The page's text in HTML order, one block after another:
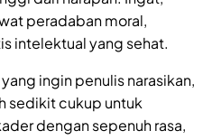
peradaban moral,
intelektual yang sehat.
ingin penulis narasikan,
sedikit cukup untuk
dengan sepenuh rasa,